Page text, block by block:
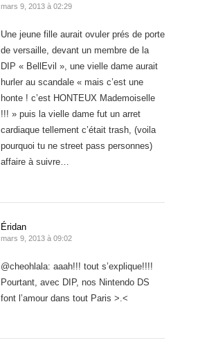
mars 9, 2013 à 02:29
Une jeune fille aurait ovuler prés de porte
de versaille, devant un membre de la
DIP « BellEvil », une vielle dame aurait
hurler au scandale « mais c’est une
honte ! c’est HONTEUX Mademoiselle
!!! » puis la vielle dame fut un arret
cardiaque tellement c’était trash, (voila
pourquoi tu ne street pass personnes)
affaire à suivre…
Éridan
mars 9, 2013 à 09:02
@cheohlala: aaah!!! tout s’explique!!!!
Pourtant, avec DIP, nos Nintendo DS
font l’amour dans tout Paris >.<